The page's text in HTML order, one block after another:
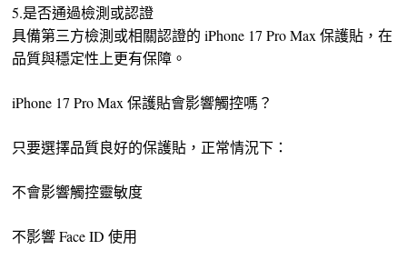
5️.是否通過檢測或認證
具備第三方檢測或相關認證的 iPhone 17 Pro Max 保護貼，在
品質與穩定性上更有保障。
iPhone 17 Pro Max 保護貼會影響觸控嗎？
只要選擇品質良好的保護貼，正常情況下：
不會影響觸控靈敏度
不影響 Face ID 使用